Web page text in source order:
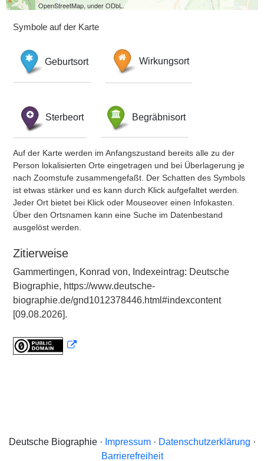
OpenStreetMap, under ODbL.
Symbole auf der Karte
Geburtsort Wirkungsort
Sterbeort Begräbnisort
Auf der Karte werden im Anfangszustand bereits alle zu der
Person lokalisierten Orte eingetragen und bei Überlagerung je
nach Zoomstufe zusammengefaßt. Der Schatten des Symbols
ist etwas stärker und es kann durch Klick aufgefaltet werden.
Jeder Ort bietet bei Klick oder Mouseover einen Infokasten.
Über den Ortsnamen kann eine Suche im Datenbestand
ausgelöst werden.
Zitierweise
Gammertingen, Konrad von, Indexeintrag: Deutsche
Biographie, https://www.deutsche-
biographie.de/gnd1012378446.html#indexcontent
[09.08.2026].
Deutsche Biographie · Impressum· Datenschutzerklärung ·
Barrierefreiheit